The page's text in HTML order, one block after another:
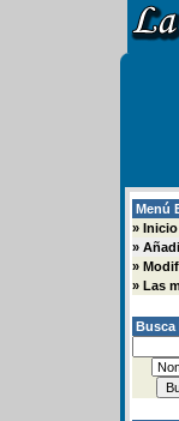
Menú
» Inicio
»
»
» Las
Busca